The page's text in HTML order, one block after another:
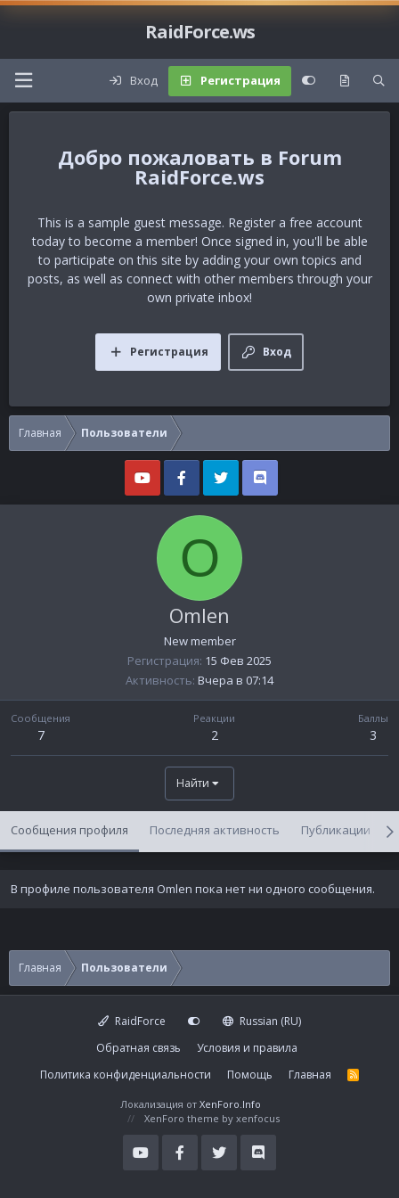
RaidForce.ws
Вход Регистрация
Forum
RaidForce.ws
This is a sample guest message. Register a free account
today to become a member! Once signed in, you'll be able
to participate on this site by adding your own topics and
posts, as well as connect with other members through your
own private inbox!
Вход
Регистрация
Главная Пользователи
O
Omlen
New member
Регистрация 15 Фев 2025
Активность Вчера в 07:14
Сообщения
7
Реакции
2
Баллы
3
Найти
Сообщения профиля Последняя активность Публикации
В профиле пользователя Omlen пока нет ни одного сообщения.
Главная Пользователи
RaidForce
Russian (RU)
Обратная связь
Условия и правила
Политика конфиденциальности
Помощь Главная
R
S
Локализация от XenForo.Info
XenForo theme by xenfocus